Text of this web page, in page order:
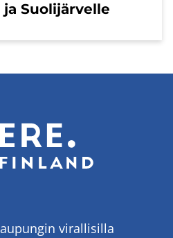
ja Suo­li­jär­vel­le
virallisilla